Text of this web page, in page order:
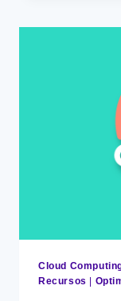
Cloud
Recursos |